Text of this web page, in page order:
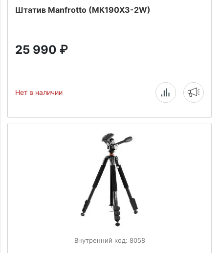
Штатив Manfrotto (MK190X3-2W)
25 990 ₽
Нет в наличии
Внутренний код: 8058